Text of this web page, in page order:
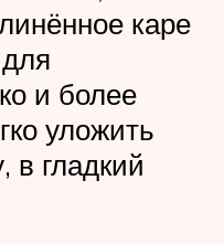
каре
и более
уложить
в гладкий